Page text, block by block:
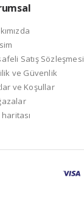
Satış Sözleşmesi
ve Güvenlik
ve Koşullar